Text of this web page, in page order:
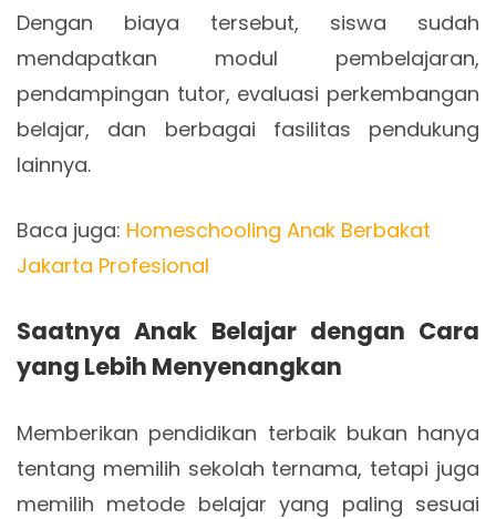
Dengan biaya tersebut, siswa sudah
mendapatkan modul pembelajaran,
pendampingan tutor, evaluasi perkembangan
belajar, dan berbagai fasilitas pendukung
lainnya.
Baca juga: Homeschooling Anak Berbakat
Jakarta Profesional
Saatnya Anak Belajar dengan Cara
yang Lebih Menyenangkan
Memberikan pendidikan terbaik bukan hanya
tentang memilih sekolah ternama, tetapi juga
memilih metode belajar yang paling sesuai